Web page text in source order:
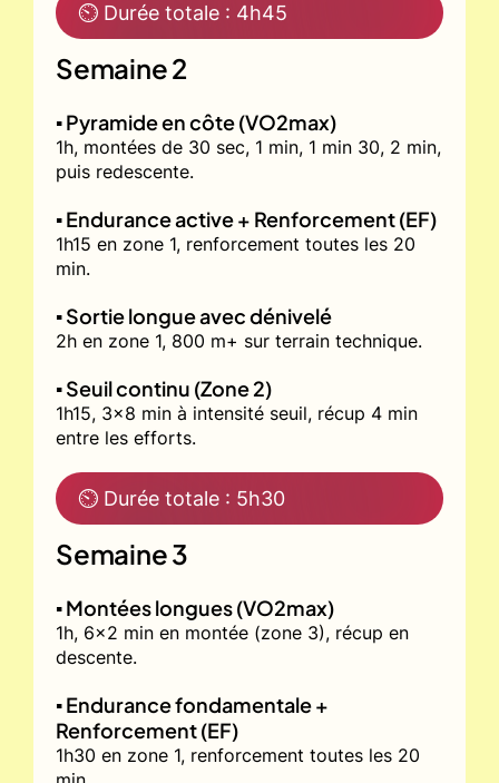
⏲ Durée totale : 4h45
Semaine 2
▪️ Pyramide en côte (VO2max)
1h, montées de 30 sec, 1 min, 1 min 30, 2 min,
puis redescente.
▪️ Endurance active + Renforcement (EF)
1h15 en zone 1, renforcement toutes les 20
min.
▪️ Sortie longue avec dénivelé
2h en zone 1, 800 m+ sur terrain technique.
▪️ Seuil continu (Zone 2)
1h15, 3x8 min à intensité seuil, récup 4 min
entre les efforts.
⏲ Durée totale : 5h30
Semaine 3
▪️ Montées longues (VO2max)
1h, 6x2 min en montée (zone 3), récup en
descente.
▪️ Endurance fondamentale +
Renforcement (EF)
1h30 en zone 1, renforcement toutes les 20